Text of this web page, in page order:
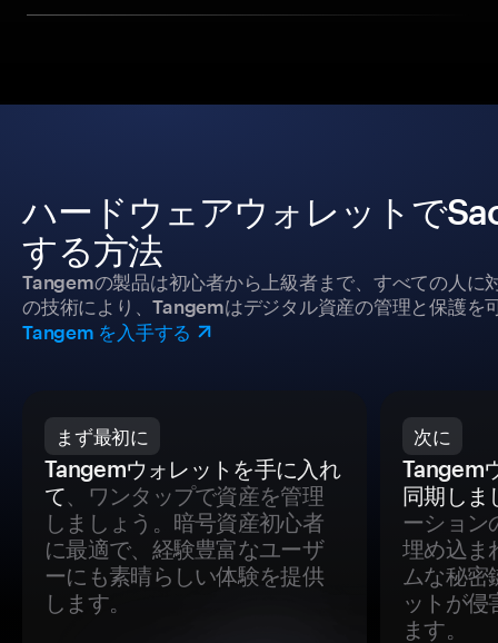
ハードウェアウォレットで
する方法
Tangemの製品は初心者から上級者まで、すべての人に
の技術により、Tangemはデジタル資産の管理と保護を
Tangem を入手する
まず最初に
Tangemウォレットを手に入れ
て、ワンタップで資産を管理
しましょう。暗号資産初心者
に最適で、経験豊富なユーザ
ーにも素晴らしい体験を提供
します。
次に
Tangem
同期しま
ーション
埋め込ま
ムな秘密
ットが侵
ます。